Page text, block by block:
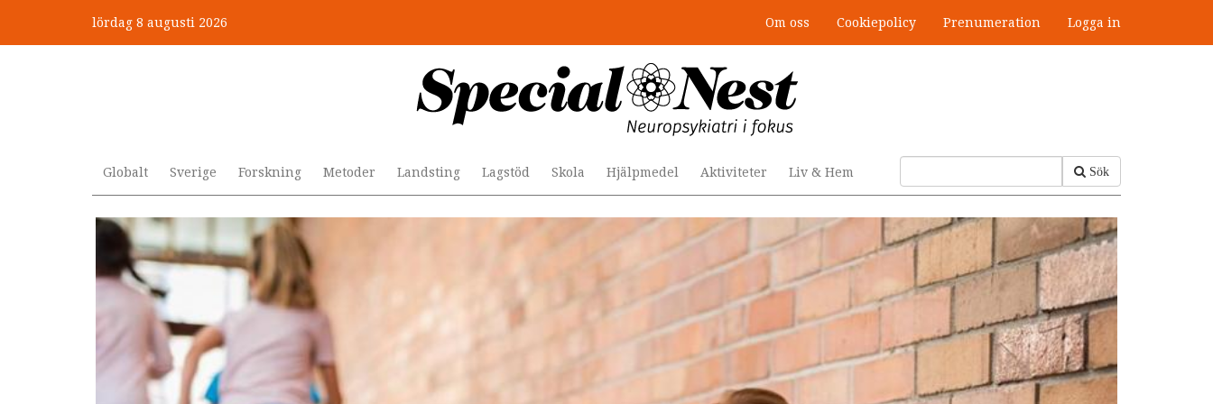
huvudinnehåll
lördag 8 augusti 2026 Om oss Cookiepolicy Prenumeration Logga in
Sök
Globalt Sverige Forskning Metoder Landsting Lagstöd Skola Hjälpmedel Aktiviteter Liv & Hem
”Jobbet gick bra – just därför togs stödet bort”